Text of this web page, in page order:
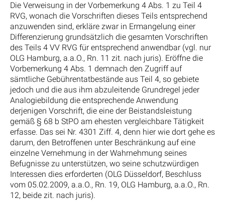
Die Verweisung in der Vorbemerkung 4 Abs. 1 zu Teil 4
RVG, wonach die Vorschriften dieses Teils entsprechend
anzuwenden sind, erkläre zwar in Ermangelung einer
Differenzierung grundsätzlich die gesamten Vorschriften
des Teils 4 VV RVG für entsprechend anwendbar (vgl. nur
OLG Hamburg, a.a.O., Rn. 11 zit. nach juris). Eröffne die
Vorbemerkung 4 Abs. 1 demnach den Zugriff auf
sämtliche Gebührentatbestände aus Teil 4, so gebiete
jedoch und die aus ihm abzuleitende Grundregel jeder
Analogiebildung die entsprechende Anwendung
derjenigen Vorschrift, die eine der Beistandsleistung
gemäß § 68 b StPO am ehesten vergleichbare Tätigkeit
erfasse. Das sei Nr. 4301 Ziff. 4, denn hier wie dort gehe es
darum, den Betroffenen unter Beschränkung auf eine
einzelne Vernehmung in der Wahrnehmung seines
Befugnisse zu unterstützen, wo seine schutzwürdigen
Interessen dies erforderten (OLG Düsseldorf, Beschluss
vom 05.02.2009, a.a.O., Rn. 19, OLG Hamburg, a.a.O., Rn.
12, beide zit. nach juris).